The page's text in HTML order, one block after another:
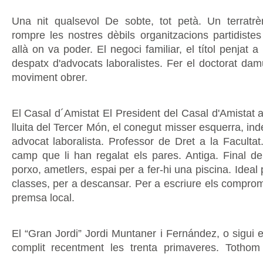
Una nit qualsevol De sobte, tot petà. Un
rompre les nostres dèbils organitzacions
allà on va poder. El negoci familiar, el títol penjat a
despatx d'advocats laboralistes. Fer el doctorat
moviment obrer.
El Casal d´Amistat El President del Casal d'Amistat
lluita del Tercer Món, el conegut misser esquerra,
advocat laboralista. Professor de Dret a la
camp que li han regalat els pares. Antiga. Final
porxo, ametlers, espai per a fer-hi una piscina. Ideal
classes, per a descansar. Per a escriure els
premsa local.
El “Gran Jordi” Jordi Muntaner i Fernández, o sigui
complit recentment les trenta primaveres.